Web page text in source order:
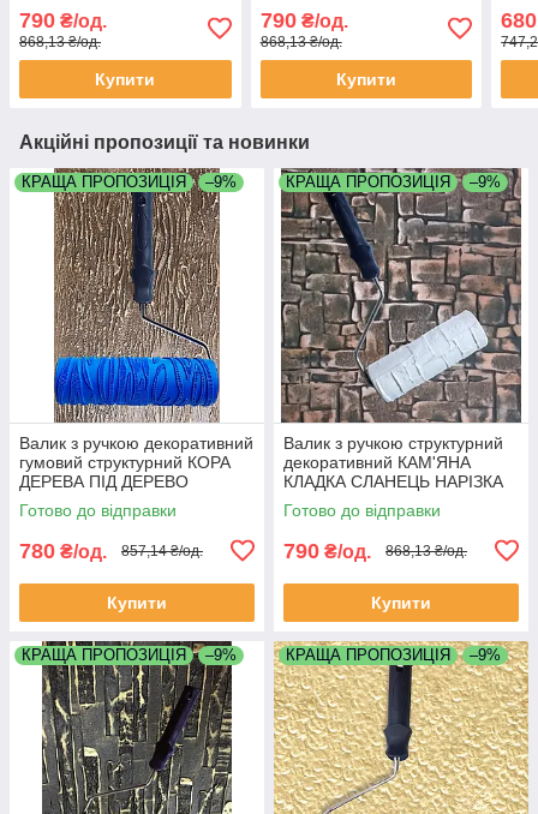
шпаклівки штукатурки
790 ₴/од.
868,13 ₴/од.
Купити
декоративної шпаклівки
штукатурки штукатурки
790₴/од.
868,13 ₴/од.
Купити
680
Акційні пропозиції та новинки
КРАЩА ПРОПОЗИЦІЯ –9%
Валик з ручкою декоративний
гумовий структурний КОРА
ДЕРЕВА ПІД ДЕРЕВО
60х180мм для шпаклівки
штукатурки
Готово до відправки
780 ₴/од. 857,14 ₴/од.
Купити
КРАЩА ПРОПОЗИЦІЯ –9%
Валик з ручкою структурний
декоративний КАМ'ЯНА
КЛАДКА СЛАНЕЦЬ НАРІЗКА
60х180мм для шпаклівки
штукатурки
Готово до відправки
790 ₴/од. 868,13 ₴/од.
Купити
КРАЩА ПРОПОЗИЦІЯ –9% КРАЩА ПРОПОЗИЦІЯ –9%